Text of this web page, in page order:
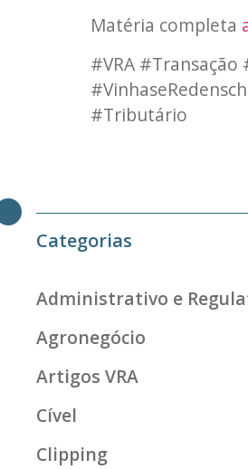
Matéria completa
#VRA #Transação
#Tributário
Categorias
Administrativo e
Agronegócio
Artigos VRA
Cível
Clipping